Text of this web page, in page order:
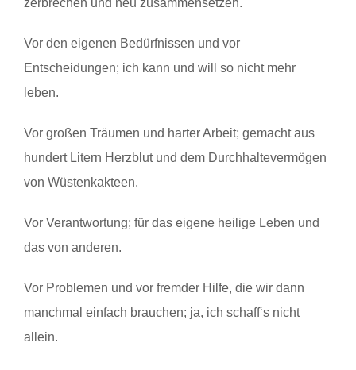
zerbrechen und neu zusammensetzen.
Vor den eigenen Bedürfnissen und vor
Entscheidungen; ich kann und will so nicht mehr
leben.
Vor großen Träumen und harter Arbeit; gemacht aus
hundert Litern Herzblut und dem Durchhaltevermögen
von Wüstenkakteen.
Vor Verantwortung; für das eigene heilige Leben und
das von anderen.
Vor Problemen und vor fremder Hilfe, die wir dann
manchmal einfach brauchen; ja, ich schaff‘s nicht
allein.